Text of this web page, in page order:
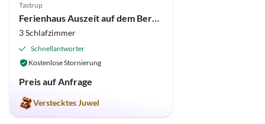
Tastrup
Ferienhaus Auszeit auf dem Berghof, "Grand Hygge Deluxe", WE I
3 Schlafzimmer
Schnellantworter
Kostenlose Stornierung
Preis auf Anfrage
Verstecktes Juwel